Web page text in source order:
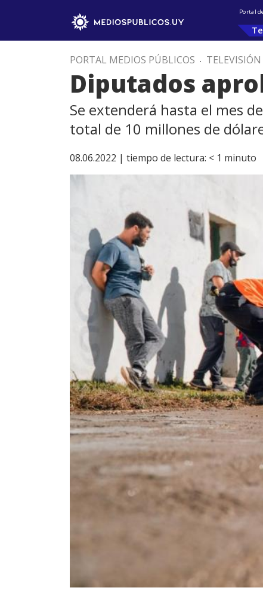
Portal
PORTAL MEDIOS PÚBLICOS . TELEVISIÓN
Diputados
Se extenderá hasta el mes
total de 10 millones de
08.06.2022 | tiempo de lectura: < 1 minuto